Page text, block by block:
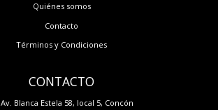
Quiénes somos
Contacto
Términos y Condiciones
CONTACTO
Av. Blanca Estela 58, local 5, Concón